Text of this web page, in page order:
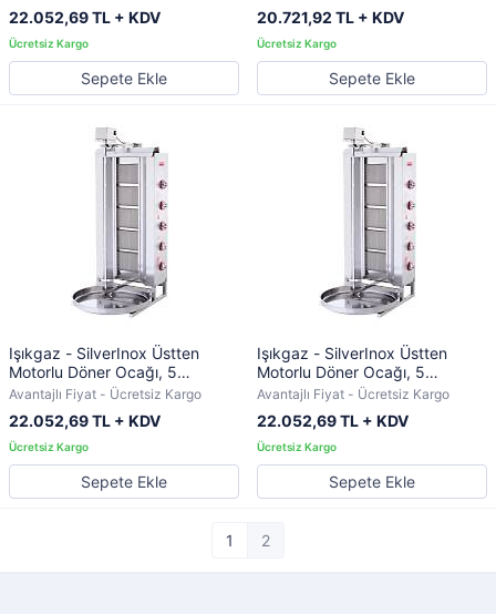
22.052,69 TL + KDV
Sepete Ekle
20.721,92 TL + KDV
Sepete Ekle
Işıkgaz - SilverInox Üstten
Motorlu Döner Ocağı, 5
Radyanlı, Doğalgazlı
Avantajlı Fiyat - Ücretsiz Kargo
22.052,69 TL + KDV
Sepete Ekle
Işıkgaz - SilverInox Üstten
Motorlu Döner Ocağı, 5
Radyanlı, LPG'li
Avantajlı Fiyat - Ücretsiz Kargo
22.052,69 TL + KDV
Sepete Ekle
1 2